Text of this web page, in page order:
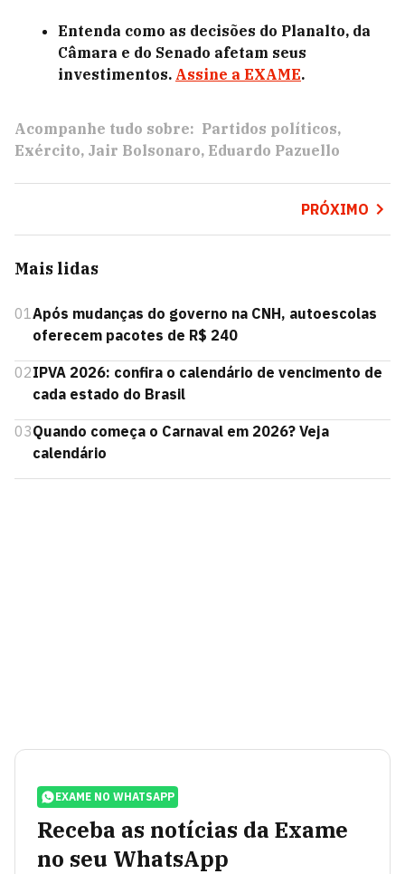
Entenda como as decisões do Planalto, da
Câmara e do Senado afetam seus
investimentos. Assine a EXAME.
Acompanhe tudo sobre: Partidos políticos
Exército Jair Bolsonaro Eduardo Pazuello
PRÓXIMO
Mais lidas
01Após mudanças do governo na CNH, autoescolas
oferecem pacotes de R$ 240
02IPVA 2026: confira o calendário de vencimento de
cada estado do Brasil
03Quando começa o Carnaval em 2026? Veja
calendário
EXAME NO WHATSAPP
Receba as notícias da Exame
no seu WhatsApp